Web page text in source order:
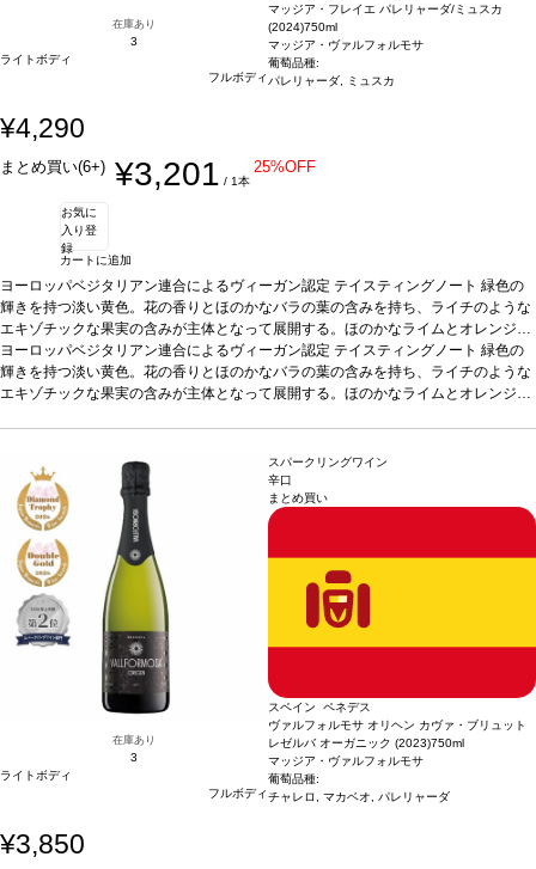
在庫あり
3
ライトボディ
フルボディ
マッジア・フレイエ パレリャーダ/ミュスカ
(2024)750ml
マッジア・ヴァルフォルモサ
葡萄品種:
パレリャーダ, ミュスカ
¥4,290
まとめ買い(6+) ¥3,201 / 1本
25%OFF
お気に
入り登
録
カートに追加
ヨーロッパベジタリアン連合によるヴィーガン認定 テイスティングノート 緑色の
輝きを持つ淡い黄色。花の香りとほのかなバラの葉の含みを持ち、ライチのような
エキゾチックな果実の含みが主体となって展開する。ほのかなライムとオレンジの
皮を持つ魅力的な酸味を示す。ミュスカの香りの凝縮度はパレリャーダのフィネス
により和らげられる。パレリャーダはほのかな甘さを持ち、フレッシュさが強調さ
れ、葡萄を食しているような官能的な感覚を与える。この特徴あるワインは個人の
葡萄品種
凝縮したフローラルとトロピカルフルーツのアロマが
広がる。口に含むと素晴らしく心地よく、しっかりとしたストラクチャーを感じ、
長く甘い余韻のフィニッシュが続く。
認証 CCPAE
場合、在庫があり価格が同様の場合は自動的に次のヴィンテージに変更されます、
ご了承ください。
ヨーロッパベジタリアン連合によるヴィーガン認定 テイスティングノート 緑色の
輝きを持つ淡い黄色。花の香りとほのかなバラの葉の含みを持ち、ライチのような
エキゾチックな果実の含みが主体となって展開する。ほのかなライムとオレンジの
れ、葡萄を食しているような官能的な感覚を与える。この特徴あるワインは個人の
体験によりそれぞれ定義される。ワイン愛好家にとって魅了的な一本。
魚介類の前菜、アボカドと海老、サーモン、生ハムメロン、家きん、パテ、フォア
グラなどと好相性
葡萄品種
凝縮したフローラルとトロピカルフルーツのアロマが
広がる。口に含むと素晴らしく心地よく、しっかりとしたストラクチャーを感じ、
長く甘い余韻のフィニッシュが続く。
場合、在庫があり価格が同様の場合は自動的に次のヴィンテージに変更されます、
ご了承ください。
在庫あり
3
ライトボディ
フルボディ
スパークリングワイン
辛口
まとめ買い
スペイン ペネデス
ヴァルフォルモサ オリヘン カヴァ・ブリュット
レゼルバ オーガニック (2023)750ml
マッジア・ヴァルフォルモサ
葡萄品種:
チャレロ, マカベオ, パレリャーダ
¥3,850